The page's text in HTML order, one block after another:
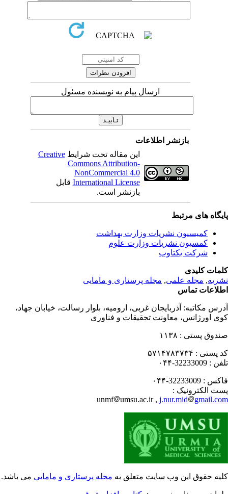
ارسال پیام به نویسنده مسئول
بازنشر اطلاعات
این مقاله تحت شرایطCreative
Commons Attribution-
NonCommercial 4.0
International Licenseقابل
بازنشر است.
های مرتبط
کمیسیون نشریات وزارت بهداشت
کمسیون نشریات وزارت علوم
شرکت یکتاوب
کلیدی
,مجله علمی, مجله پرستاری و مامایی
تماس
مکاتبه:آذربایجان غربی، ارومیه، بلوار رسالت، خیابان جهاد،
اورژانس، معاونت تحقیقات و فناوری
پستی : ۱۱۳۸
پستی : ۵۷۱۴۷۸۳۷۳۴
: 32233009-۰۴۴
: 32233009-۰۴۴
الکترونیک :
unmf
umsu.ac.ir ,j.nur.mid
حقوق این وب سایت متعلق بهمجله پرستاری و ماماییمی باشد.